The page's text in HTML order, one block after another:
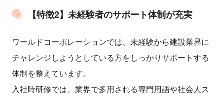
【特徴2】未経験者のサポート体制が充実
ワールドコーポレーションでは、未経験から建設業界に
チャレンジしようとしている方をしっかりサポートする
体制を整えています。
入社時研修では、業界で多用される専門用語や社会人ス